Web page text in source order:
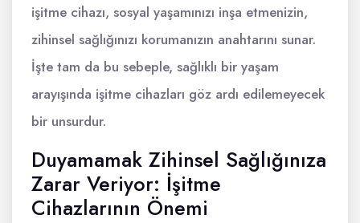
işitme cihazı, sosyal yaşamınızı inşa etmenizin,
zihinsel sağlığınızı korumanızın anahtarını sunar.
İşte tam da bu sebeple, sağlıklı bir yaşam
arayışında işitme cihazları göz ardı edilemeyecek
bir unsurdur.
Duyamamak Zihinsel Sağlığınıza
Zarar Veriyor: İşitme
Cihazlarının Önemi